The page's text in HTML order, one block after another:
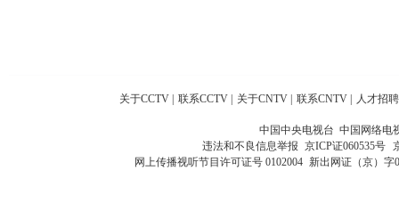
关于CCTV 联系CCTV 关于CNTV 联系CNTV 人才招聘
中国中央电视台 中国网络电
违法和不良信息举报 京ICP证060535号
网上传播视听节目许可证号 0102004 新出网证（京）